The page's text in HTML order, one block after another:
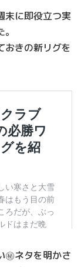
末に即役立つ実
おきの新リグを
㊙ネタを明かさ